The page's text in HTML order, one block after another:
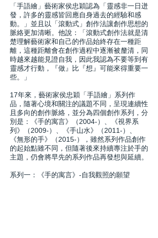
「手語繪」藝術家侯忠穎認為「靈感非一日迸
發，許多的靈感皆回應自身過去的經驗和感
動。」並且以「滾動式」創作法讓創作思想的
脈絡更加清晰。他說：「滾動式創作法就是清
楚理解藝術家和自己的作品始終存在一種距
離，這種距離會在創作過程中逐漸被釐清，同
時越來越能見證自我，因此我認為不要等到有
靈感才行動，『做』比『想』可能來得重要一
些。」
17年來，藝術家侯忠穎「手語繪」系列作
品，隨著心境和關注的議題不同，呈現連續性
且多向的創作脈絡，並分為四個創作系列，分
別是：《手的寓言》（2004-）、《視界系
列》（2009-）、《手山水》（2011-）、
《無形的手》（2015-），雖然系列作品創作
的起始點雖不同，但隨著後來持續專注於手的
主題，仍會將早先的系列作品再發想與延續。
系列一：《手的寓言》-自我觀照的願望